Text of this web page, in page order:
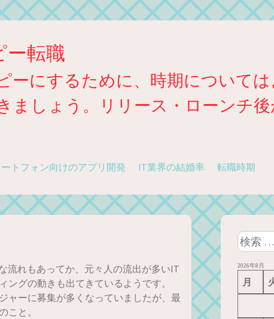
ー転職
ーにするために、時期について
ましょう。リリース・ローンチ
トフォン向けのアプリ開発 IT業界の結婚率 転職時期
流れもあってか、元々人の流出が多いIT
グの動きも出てきているようです。
ャーに募集が多くなっていましたが、最
こと。
検
索:
2026年8月
月